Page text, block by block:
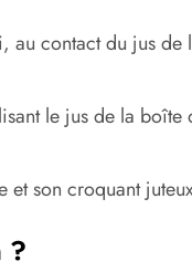
contact du jus de
le jus de la
et son croquant
?